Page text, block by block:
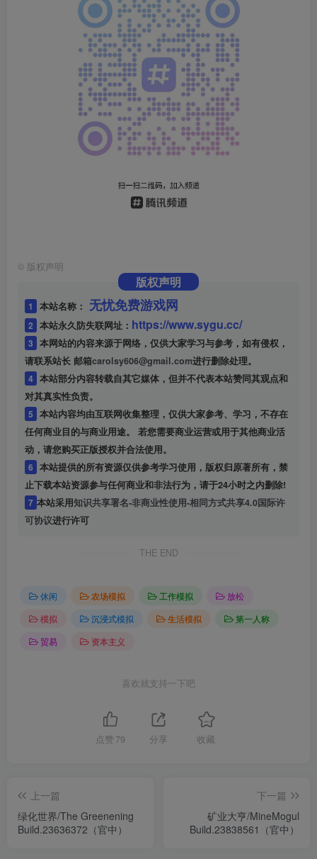
© 版权声明
版权声明
1 本站名称： 无忧免费游戏网
2 本站永久防失联网址： https://www.sygu.cc/
3 本网站的内容来源于网络，仅供大家学习与参考，如有侵权，
请联系站长 邮箱carolsy606@gmail.com进行删除处理。
4 本站部分内容转载自其它媒体，但并不代表本站赞同其观点和
对其真实性负责。
5
任何商业目的与商业用途。 若您需要商业运营或用于其他商业活
动，请您购买正版授权并合法使用。
6 本站提供的所有资源仅供参考学习使用，版权归原著所有，禁
止下载本站资源参与任何商业和非法行为，请于24小时之内删除!
7 本站采用知识共享署名-非商业性使用-相同方式共享4.0国际许
可协议进行许可
THE END
休闲 农场模拟 工作模拟
放松
模拟
沉浸式模拟 生活模拟
第一人称
贸易
资本主义
喜欢就支持一下吧
点赞 79 分享 收藏
上一篇
绿化世界/The Greenening
Build.23636372（官中）
下一篇
矿业大亨/MineMogul
Build.23838561（官中）